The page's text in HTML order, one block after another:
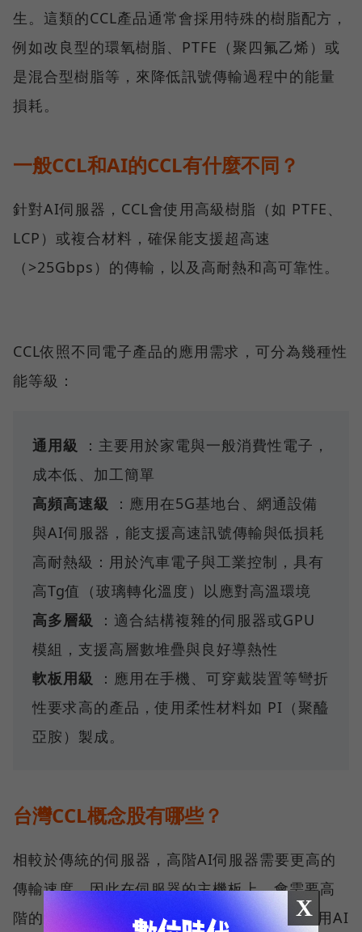
生。這類的CCL產品通常會採用特殊的樹脂配方，
例如改良型的環氧樹脂、PTFE（聚四氟乙烯）或
是混合型樹脂等，來降低訊號傳輸過程中的能量
損耗。
一般CCL和AI的CCL有什麼不同？
針對AI伺服器，CCL會使用高級樹脂（如 PTFE、
LCP）或複合材料，確保能支援超高速
（>25Gbps）的傳輸，以及高耐熱和高可靠性。
CCL依照不同電子產品的應用需求，可分為幾種性
能等級：
通用級
：主要用於家電與一般消費性電子，
成本低、加工簡單
高頻高速級
：應用在5G基地台、網通設備
與AI伺服器，能支援高速訊號傳輸與低損耗
高耐熱級：用於汽車電子與工業控制，具有
高Tg值（玻璃轉化溫度）以應對高溫環境
高多層級
：適合結構複雜的伺服器或GPU
模組，支援高層數堆疊與良好導熱性
軟板用級
：應用在手機、可穿戴裝置等彎折
性要求高的產品，使用柔性材料如 PI（聚醯
亞胺）製成。
台灣CCL概念股有哪些？
相較於傳統的伺服器，高階AI伺服器需要更高的
傳輸速度，因此在伺服器的主機板上，會需要高
階的CCL來協助處理運算，除了AI伺服器，車用AI
X